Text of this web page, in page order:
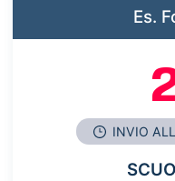
Es.
INVIO